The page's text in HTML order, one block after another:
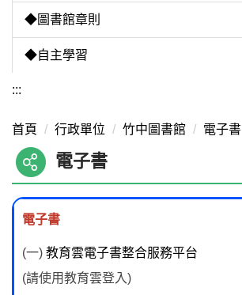
◆圖書館章則
◆自主學習
:::
首頁 行政單位 竹中圖書館 電子書
電子書
電子書
(一) 教育雲電子書整合服務平台
(請使用教育雲登入)